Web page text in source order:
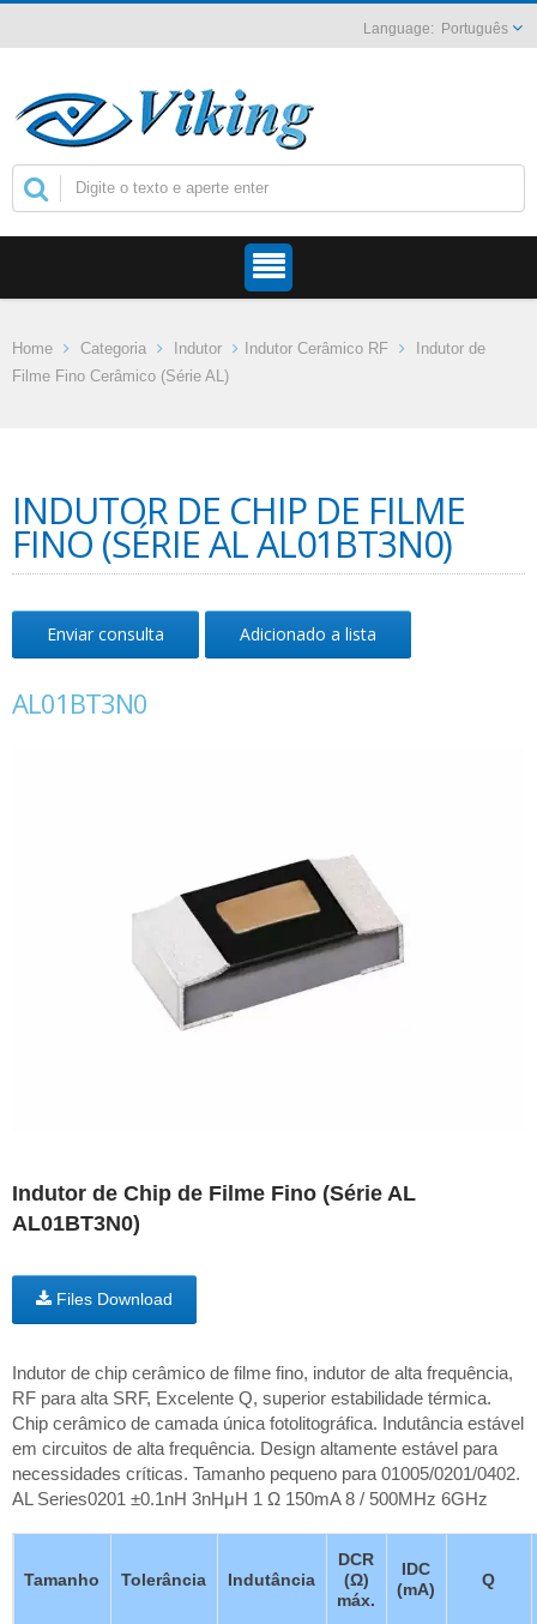
Português
Home Categoria Indutor Indutor Cerâmico RF
Indutor de
Filme Fino Cerâmico (Série AL)
INDUTOR DE CHIP DE FILME
FINO (SÉRIE AL AL01BT3N0)
Enviar consulta Adicionado a lista
AL01BT3N0
Indutor de Chip de Filme Fino (Série AL
AL01BT3N0)
Files Download
Indutor de chip cerâmico de filme fino, indutor de alta frequência,
RF para alta SRF, Excelente Q, superior estabilidade térmica.
Chip cerâmico de camada única fotolitográfica. Indutância estável
em circuitos de alta frequência. Design altamente estável para
necessidades críticas. Tamanho pequeno para 01005/0201/0402.
AL Series0201 ±0.1nH 3nHμH 1 Ω 150mA 8 / 500MHz 6GHz
Tamanho Tolerância Indutância
DCR
(Ω)
máx.
IDC
(mA)
Q